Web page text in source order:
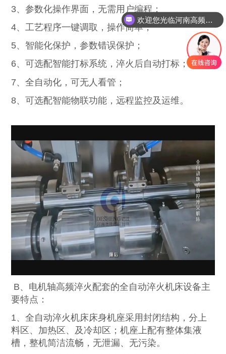
3、参数化操作界面，无需用户编程；
4、工艺程序一键调取，操作简单；
5、智能化保护，参数错误保护；
6、可选配智能打标系统，淬火后自动打标；
7、全自动化，可无人看管；
8、可选配智能物联功能，远程监控及运维。
B、电机轴高频淬火配套的全自动淬火机床设备主
要特点：
1、全自动淬火机床床身机座采用封闭结构，分上
料区、加热区、及冷却区；机座上配有整体集液
槽，整机简洁流畅，无泄漏、无污染。